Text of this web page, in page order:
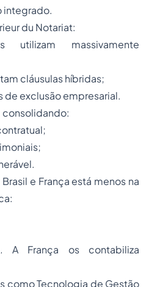
integrado.
du Notariat:
utilizam massivamente
cláusulas híbridas;
de exclusão empresarial.
consolidando:
e França está menos na
A França os contabiliza
como Tecnologia de Gestão